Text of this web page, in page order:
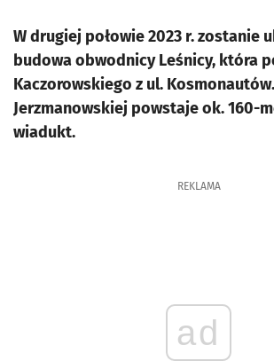
W drugiej połowie 2023 r. zostanie
budowa obwodnicy Leśnicy, która
Kaczorowskiego z ul.
Jerzmanowskiej powstaje ok. 160-
wiadukt.
REKLAMA
ad